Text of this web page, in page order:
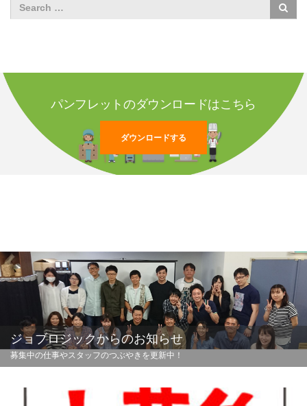
パンフレットのダウンロードはこちら
ダウンロードする
ジョブロジックからのお知らせ
募集中の仕事やスタッフのつぶやきを更新中！